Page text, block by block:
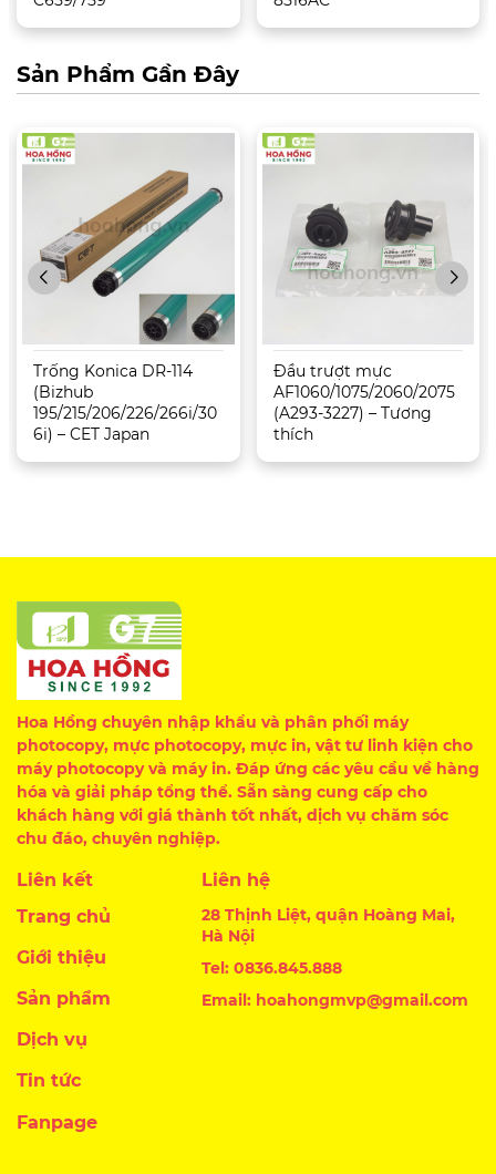
Sản Phẩm Gần Đây
Trống Konica DR-114
(Bizhub
195/215/206/226/266i/30
6i) – CET Japan
Đầu trượt mực
AF1060/1075/2060/2075
(A293-3227) – Tương
thích
Hoa Hồng chuyên nhập khẩu và phân phối máy
photocopy, mực photocopy, mực in, vật tư linh kiện cho
máy photocopy và máy in. Đáp ứng các yêu cầu về hàng
hóa và giải pháp tổng thể. Sẵn sàng cung cấp cho
khách hàng với giá thành tốt nhất, dịch vụ chăm sóc
chu đáo, chuyên nghiệp.
Liên kết
Trang chủ
Giới thiệu
Sản phẩm
Dịch vụ
Tin tức
Liên hệ
28 Thịnh Liệt, quận Hoàng Mai,
Hà Nội
Tel: 0836.845.888
Email: hoahongmvp@gmail.com
Fanpage